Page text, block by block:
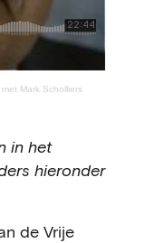
Mark Scholliers
in het
hieronder
de Vrije